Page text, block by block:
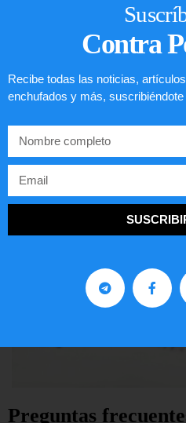
EE.UU.
LEER ARTÍCULO...
Preguntas
Contra
Recibe todas las noticias,
enchufados y más,